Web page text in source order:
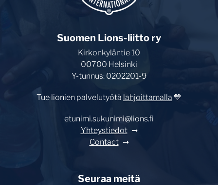
Suomen Lions-liitto ry
Kirkonkyläntie 10
00700 Helsinki
Y-tunnus: 0202201-9
Tue lionien palvelutyötä lahjoittamalla 💛
etunimi.sukunimi@lions.fi
Yhteystiedot
Contact
Seuraa meitä